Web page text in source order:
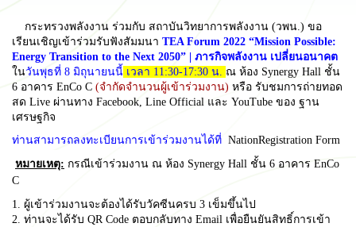
กระทรวงพลังงาน ร่วมกับ สถาบันวิทยาการพลังงาน (วพน.) ขอ
เรียนเชิญเข้าร่วมรับฟังสัมมนา TEA Forum 2022 “Mission Possible:
Energy Transition to the Next 2050” | ภารกิจพลังงาน เปลี่ยนอนาคต
ในวันพุธที่ 8 มิถุนายนนี้ เวลา 11:30-17:30 น. ณ ห้อง Synergy Hall ชั้น
6 อาคาร EnCo C (จำกัดจำนวนผู้เข้าร่วมงาน) หรือ รับชมการถ่ายทอด
สด Live ผ่านทาง Facebook, Line Official และ YouTube ของ ฐาน
เศรษฐกิจ
ท่านสามารถลงทะเบียนการเข้าร่วมงานได้ที่ NationRegistration Form
หมายเหตุ: กรณีเข้าร่วมงาน ณ ห้อง Synergy Hall ชั้น 6 อาคาร EnCo
C
1. ผู้เข้าร่วมงานจะต้องได้รับวัคซีนครบ 3 เข็มขึ้นไป
2. ท่านจะได้รับ QR Code ตอบกลับทาง Email เพื่อยืนยันสิทธิ์การเข้า